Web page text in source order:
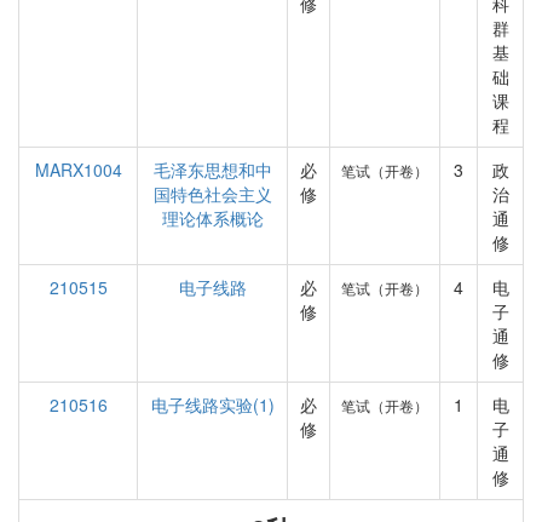
群
基
础
课
程
MARX1004
毛泽东思想和中
国特色社会主义
理论体系概论
必
修
笔试（开卷） 3
政
治
通
修
210515
电子线路
必
修
笔试（开卷） 4
电
子
通
修
210516
电子线路实验(1)
必
修
笔试（开卷） 1
电
子
通
修